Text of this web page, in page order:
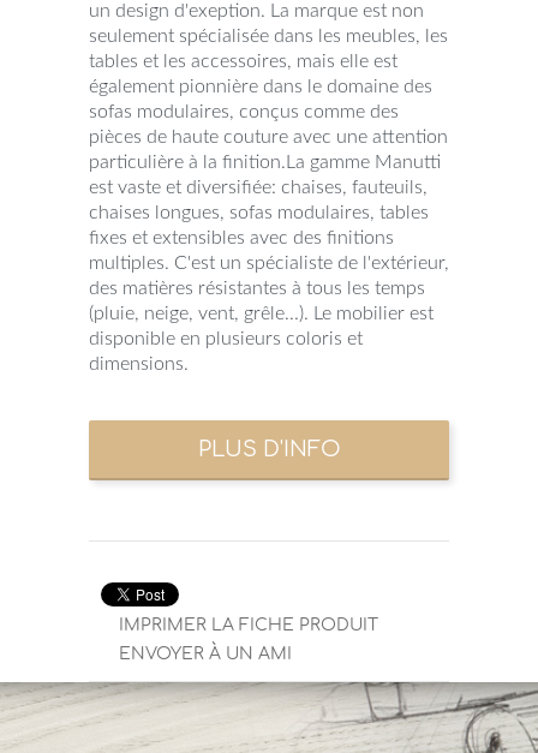
un design d'exeption. La marque est non
seulement spécialisée dans les meubles, les
tables et les accessoires, mais elle est
également pionnière dans le domaine des
sofas modulaires, conçus comme des
pièces de haute couture avec une attention
particulière à la finition.La gamme Manutti
est vaste et diversifiée: chaises, fauteuils,
chaises longues, sofas modulaires, tables
fixes et extensibles avec des finitions
multiples. C'est un spécialiste de l'extérieur,
des matières résistantes à tous les temps
(pluie, neige, vent, grêle...). Le mobilier est
disponible en plusieurs coloris et
dimensions.
IMPRIMER LA FICHE PRODUIT
ENVOYER À UN AMI